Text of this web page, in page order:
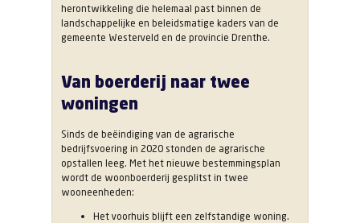
herontwikkeling die helemaal past binnen de
landschappelijke en beleidsmatige kaders van de
gemeente Westerveld en de provincie Drenthe.
Van boerderij naar twee
woningen
Sinds de beëindiging van de agrarische
bedrijfsvoering in 2020 stonden de agrarische
opstallen leeg. Met het nieuwe bestemmingsplan
wordt de woonboerderij gesplitst in twee
wooneenheden:
Het voorhuis blijft een zelfstandige woning.